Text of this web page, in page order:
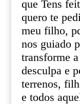
que Tens
quero te
meu filho,
nos guiado
transforme
desculpa e
terrenos,
e todos